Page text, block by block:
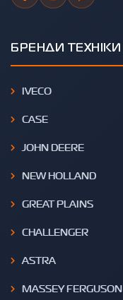
БРЕНДИ ТЕХНІКИ
IVECO
CASE
JOHN DEERE
NEW HOLLAND
GREAT PLAINS
CHALLENGER
ASTRA
MASSEY FERGUSON